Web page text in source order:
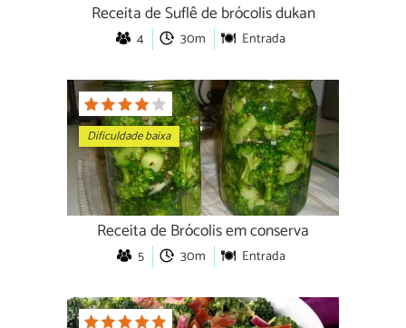
Receita de Suflê de brócolis dukan
4 30m Entrada
Dificuldade baixa
Receita de Brócolis em conserva
5 30m Entrada